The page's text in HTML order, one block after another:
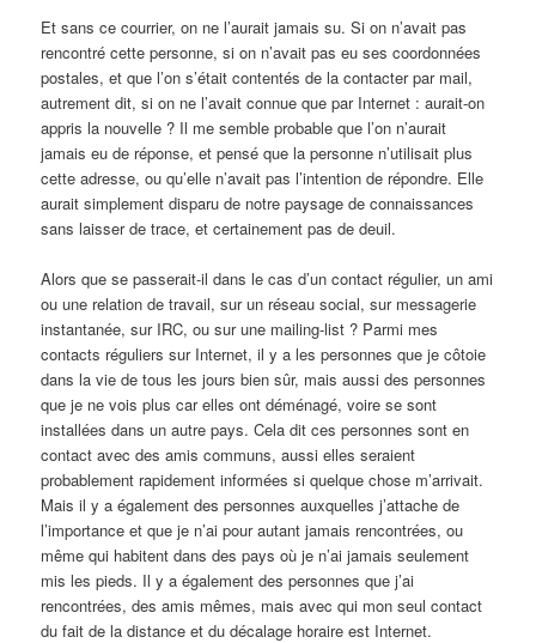
Et sans ce courrier, on ne l’aurait jamais su. Si on n’avait pas
rencontré cette personne, si on n’avait pas eu ses coordonnées
postales, et que l’on s’était contentés de la contacter par mail,
autrement dit, si on ne l’avait connue que par Internet : aurait-on
appris la nouvelle ? Il me semble probable que l’on n’aurait
jamais eu de réponse, et pensé que la personne n’utilisait plus
cette adresse, ou qu’elle n’avait pas l’intention de répondre. Elle
aurait simplement disparu de notre paysage de connaissances
sans laisser de trace, et certainement pas de deuil.
Alors que se passerait-il dans le cas d’un contact régulier, un ami
ou une relation de travail, sur un réseau social, sur messagerie
instantanée, sur IRC, ou sur une mailing-list ? Parmi mes
contacts réguliers sur Internet, il y a les personnes que je côtoie
dans la vie de tous les jours bien sûr, mais aussi des personnes
que je ne vois plus car elles ont déménagé, voire se sont
installées dans un autre pays. Cela dit ces personnes sont en
contact avec des amis communs, aussi elles seraient
probablement rapidement informées si quelque chose m’arrivait.
Mais il y a également des personnes auxquelles j’attache de
l’importance et que je n’ai pour autant jamais rencontrées, ou
même qui habitent dans des pays où je n’ai jamais seulement
mis les pieds. Il y a également des personnes que j’ai
rencontrées, des amis mêmes, mais avec qui mon seul contact
du fait de la distance et du décalage horaire est Internet.